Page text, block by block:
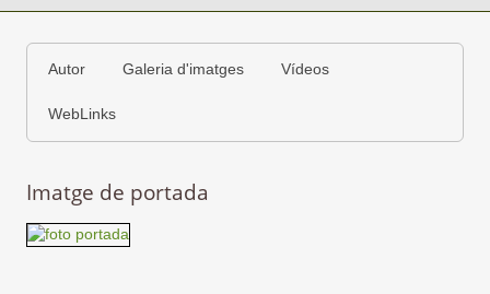
Autor Galeria d'imatges Vídeos
WebLinks
Imatge de portada